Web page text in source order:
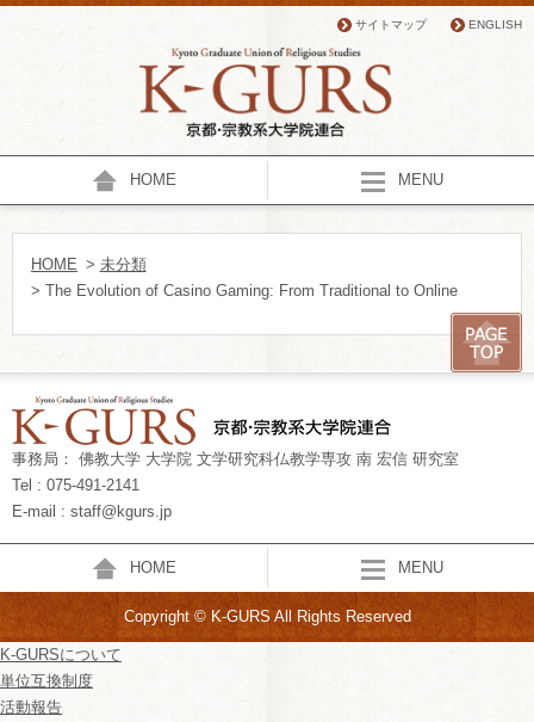
サイトマップ ENGLISH
HOME MENU
HOME > 未分類
> The Evolution of Casino Gaming: From Traditional to Online
事務局： 佛教大学 大学院 文学研究科仏教学専攻 南 宏信 研究室
Tel : 075-491-2141
E-mail : staff@kgurs.jp
HOME MENU
Copyright © K-GURS All Rights Reserved
K-GURSについて
単位互換制度
活動報告